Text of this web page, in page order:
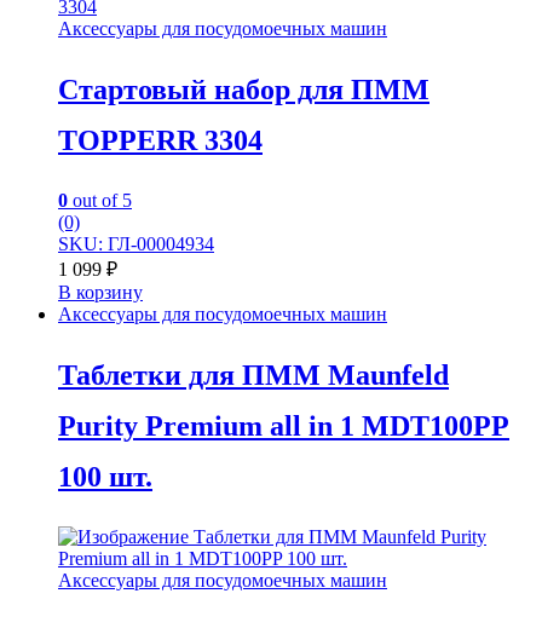
Аксессуары для посудомоечных машин
Стартовый набор для ПММ
TOPPERR 3304
0 out of 5
(0)
SKU: ГЛ-00004934
1 099 ₽
В корзину
Аксессуары для посудомоечных машин
Таблетки для ПММ Maunfeld
Purity Premium all in 1 MDT100PP
100 шт.
Аксессуары для посудомоечных машин